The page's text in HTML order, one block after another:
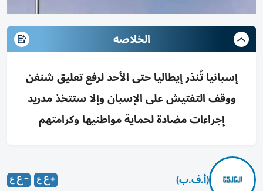
الخلاصه
إسبانيا تُنذر إيطاليا حتى الأحد لرفع تعليق شنغن
ووقف التفتيش على الإسبان وإلا ستتخذ مدريد
إجراءات مضادة لحماية مواطنيها وكرامتهم
(أ.ف.ب)